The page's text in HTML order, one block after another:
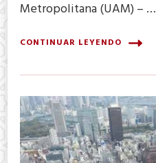
Metropolitana (UAM) – …
CONTINUAR LEYENDO